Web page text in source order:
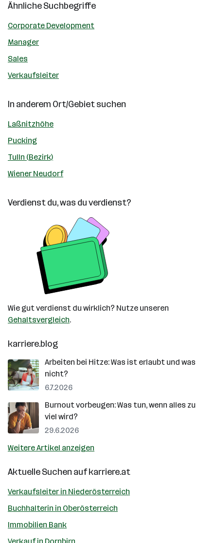
Ähnliche Suchbegriffe
Corporate Development
Manager
Sales
Verkaufsleiter
In anderem Ort/Gebiet suchen
Laßnitzhöhe
Pucking
Tulln (Bezirk)
Wiener Neudorf
Verdienst du, was du verdienst?
Wie gut verdienst du wirklich? Nutze unseren
Gehaltsvergleich.
karriere.blog
Arbeiten bei Hitze: Was ist erlaubt und was
nicht?
6.7.2026
Burnout vorbeugen: Was tun, wenn alles zu
viel wird?
29.6.2026
Weitere Artikel anzeigen
Aktuelle Suchen aufkarriere.at
Verkaufsleiter in Niederösterreich
Buchhalterin in Oberösterreich
Immobilien Bank